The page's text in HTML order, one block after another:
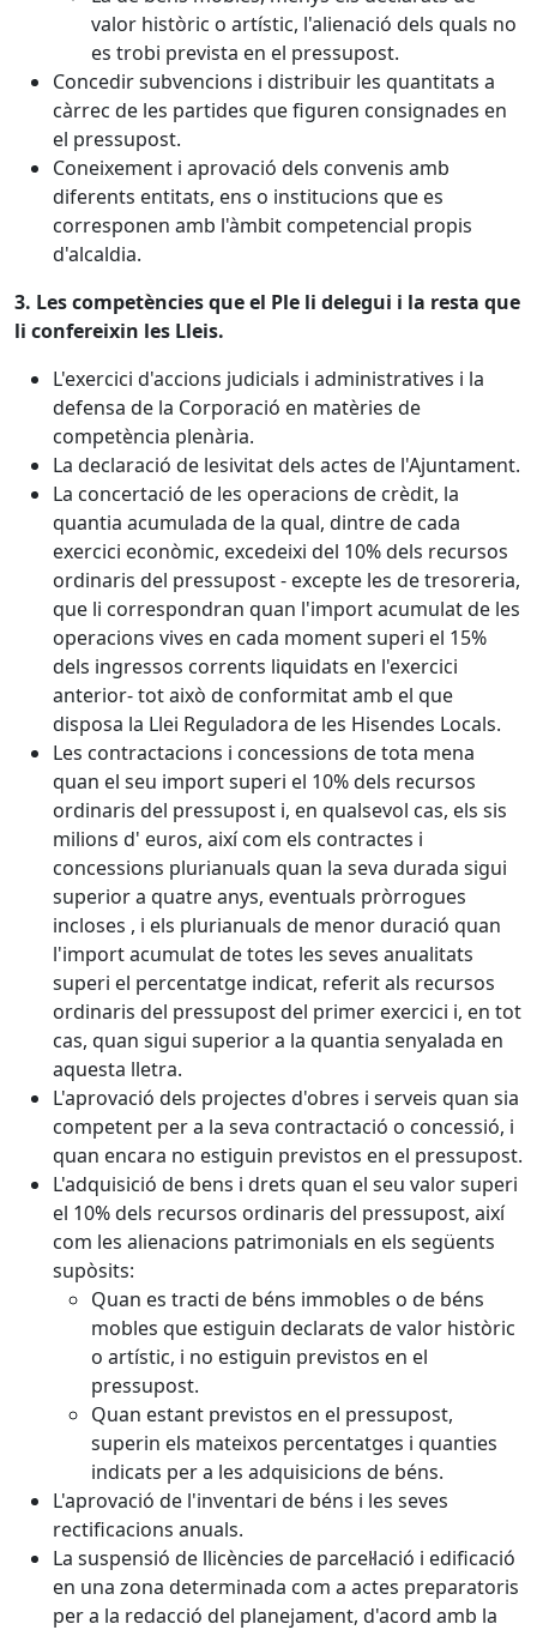
valor històric o artístic, l'alienació dels quals no
es trobi prevista en el pressupost.
Concedir subvencions i distribuir les quantitats a
càrrec de les partides que figuren consignades en
el pressupost.
Coneixement i aprovació dels convenis amb
diferents entitats, ens o institucions que es
corresponen amb l'àmbit competencial propis
d'alcaldia.
3. Les competències que el Ple li delegui i la resta que
li confereixin les Lleis.
L'exercici d'accions judicials i administratives i la
defensa de la Corporació en matèries de
competència plenària.
La declaració de lesivitat dels actes de l'Ajuntament.
La concertació de les operacions de crèdit, la
quantia acumulada de la qual, dintre de cada
exercici econòmic, excedeixi del 10% dels recursos
ordinaris del pressupost - excepte les de tresoreria,
que li correspondran quan l'import acumulat de les
operacions vives en cada moment superi el 15%
dels ingressos corrents liquidats en l'exercici
anterior- tot això de conformitat amb el que
disposa la Llei Reguladora de les Hisendes Locals.
Les contractacions i concessions de tota mena
quan el seu import superi el 10% dels recursos
ordinaris del pressupost i, en qualsevol cas, els sis
milions d' euros, així com els contractes i
concessions plurianuals quan la seva durada sigui
superior a quatre anys, eventuals pròrrogues
incloses , i els plurianuals de menor duració quan
l'import acumulat de totes les seves anualitats
superi el percentatge indicat, referit als recursos
ordinaris del pressupost del primer exercici i, en tot
cas, quan sigui superior a la quantia senyalada en
aquesta lletra.
L'aprovació dels projectes d'obres i serveis quan sia
competent per a la seva contractació o concessió, i
quan encara no estiguin previstos en el pressupost.
L'adquisició de bens i drets quan el seu valor superi
el 10% dels recursos ordinaris del pressupost, així
com les alienacions patrimonials en els següents
supòsits:
Quan es tracti de béns immobles o de béns
mobles que estiguin declarats de valor històric
o artístic, i no estiguin previstos en el
pressupost.
Quan estant previstos en el pressupost,
superin els mateixos percentatges i quanties
indicats per a les adquisicions de béns.
L'aprovació de l'inventari de béns i les seves
rectificacions anuals.
La suspensió de llicències de parcel·lació i edificació
en una zona determinada com a actes preparatoris
per a la redacció del planejament, d'acord amb la